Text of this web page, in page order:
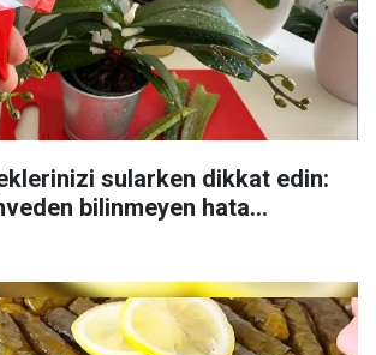
sularken dikkat edin:
bilinmeyen hata...